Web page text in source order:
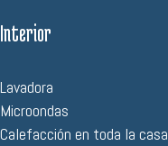
Interior
Lavadora
Microondas
Calefacción en toda la casa